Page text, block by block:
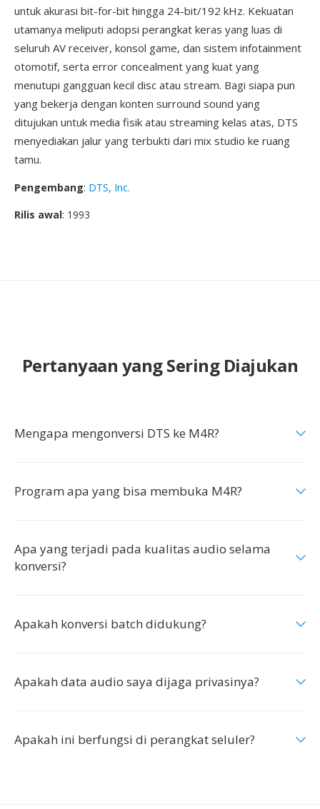
untuk akurasi bit-for-bit hingga 24-bit/192 kHz. Kekuatan
utamanya meliputi adopsi perangkat keras yang luas di
seluruh AV receiver, konsol game, dan sistem infotainment
otomotif, serta error concealment yang kuat yang
menutupi gangguan kecil disc atau stream. Bagi siapa pun
yang bekerja dengan konten surround sound yang
ditujukan untuk media fisik atau streaming kelas atas, DTS
menyediakan jalur yang terbukti dari mix studio ke ruang
tamu.
Pengembang: DTS, Inc.
Rilis awal: 1993
Pertanyaan yang Sering Diajukan
Mengapa mengonversi DTS ke M4R?
Program apa yang bisa membuka M4R?
Apa yang terjadi pada kualitas audio selama
konversi?
Apakah konversi batch didukung?
Apakah data audio saya dijaga privasinya?
Apakah ini berfungsi di perangkat seluler?